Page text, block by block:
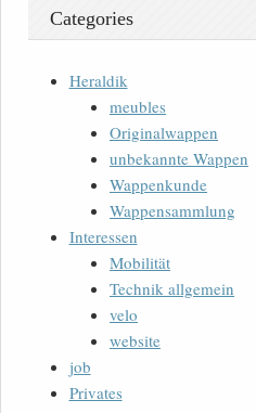
Categories
Heraldik
meubles
Originalwappen
unbekannte Wappen
Wappenkunde
Wappensammlung
Interessen
Mobilität
Technik allgemein
velo
website
job
Privates